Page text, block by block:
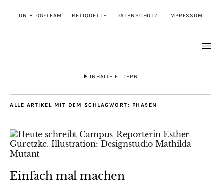
UNIBLOG-TEAM NETIQUETTE DATENSCHUTZ IMPRESSUM
INHALTE FILTERN
ALLE ARTIKEL MIT DEM SCHLAGWORT: PHASEN
Einfach mal machen